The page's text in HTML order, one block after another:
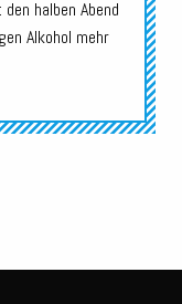
halben Abend
Alkohol mehr